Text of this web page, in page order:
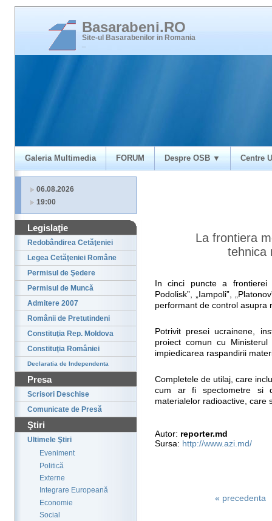
Basarabeni.RO
Site-ul Basarabenilor in Romania
Galeria Multimedia FORUM Despre OSB ▼ Centre
06.08.2026
19:00
Legislaţie
Redobândirea Cetăţeniei
Legea Cetăţeniei Române
Permisul de Şedere
Permisul de Muncă
Admitere 2007
Românii de Pretutindeni
Constituţia Rep. Moldova
Constituţia României
Declaratia de Independenta
Presa
Scrisori Deschise
Comunicate de Presă
Ştiri
Ultimele Ştiri
Eveniment
Politică
Externe
Integrare Europeană
Economie
Social
La frontiera
tehnica
In cinci puncte a frontierei
Podolisk”, „Iampoli”,
performant de control asupra
Potrivit presei ucrainene,
proiect comun cu
impiedicarea raspandirii
Completele de utilaj, care
cum ar fi spectometre si
materialelor radioactive, care
Autor: reporter.md
Sursa: http://www.azi.md/
« precedenta